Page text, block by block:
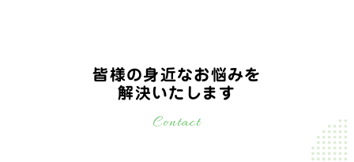
皆様の身近なお悩みを
解決いたします
Contact